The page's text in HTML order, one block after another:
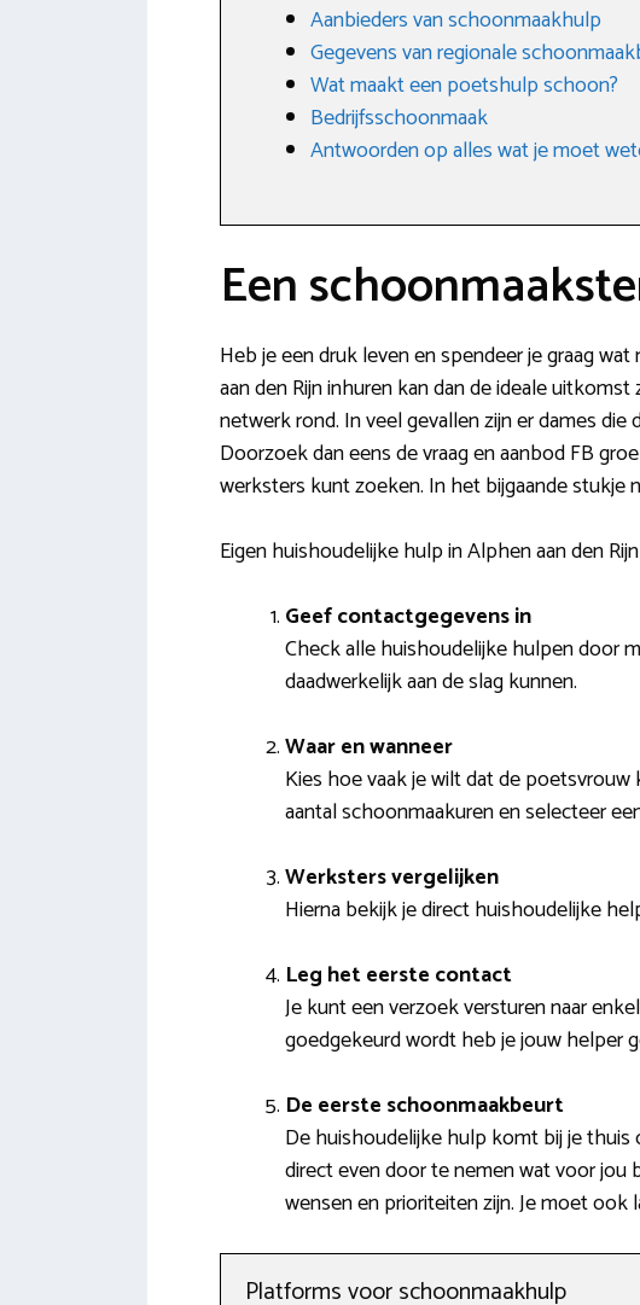
Aanbieders van schoonmaakhulp
Gegevens van regionale
Wat maakt een poetshulp schoon?
Bedrijfsschoonmaak
Antwoorden op alles wat je moet
Een
Heb je een druk leven en spendeer je graag
aan den Rijn inhuren kan dan de ideale
netwerk rond. In veel gevallen zijn er dames
Doorzoek dan eens de vraag en aanbod FB
werksters kunt zoeken. In het bijgaande stukje
Eigen huishoudelijke hulp in Alphen aan den
Geef contactgegevens in
Check alle huishoudelijke hulpen door
daadwerkelijk aan de slag kunnen.
Waar en wanneer
Kies hoe vaak je wilt dat de poetsvrouw
aantal schoonmaakuren en selecteer
Werksters vergelijken
Hierna bekijk je direct huishoudelijke
Leg het eerste contact
Je kunt een verzoek versturen naar
goedgekeurd wordt heb je jouw helper
De eerste schoonmaakbeurt
De huishoudelijke hulp komt bij je thuis
direct even door te nemen wat voor jou
wensen en prioriteiten zijn. Je moet
Platforms voor schoonmaakhulp